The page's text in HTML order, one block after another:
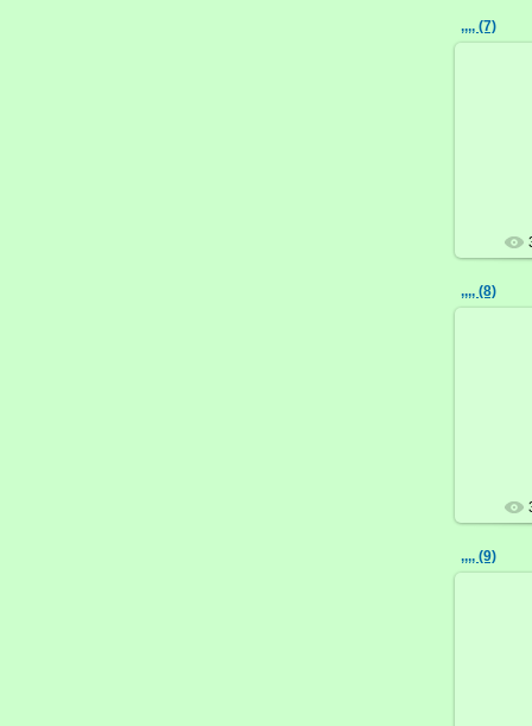
,,,, (7)
,,,, (8)
,,,, (9)